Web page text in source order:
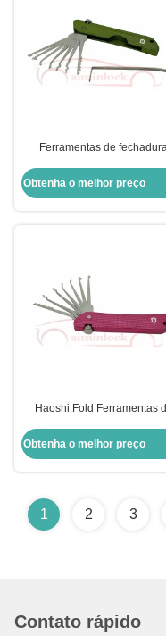
Ferramentas de
Picking Set Ferramentas de
fechadura (verde)
Obtenha o melhor preço
Haoshi Fold Ferramentas
Picking Set Ferramentas de
Obtenha o melhor preço
1 2 3
Contato rápido